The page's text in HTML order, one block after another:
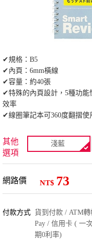
✔規格：B5
✔內頁：6mm橫線
✔容量：約40張
✔特殊的內頁設計，5種功能
效率
✔線圈筆記本可360度翻摺使
其他
選項
淺藍
網路價 NT$ 73
付款方式 貨到付款 / ATM
Pay / 信用卡 ( 一
期0利率)